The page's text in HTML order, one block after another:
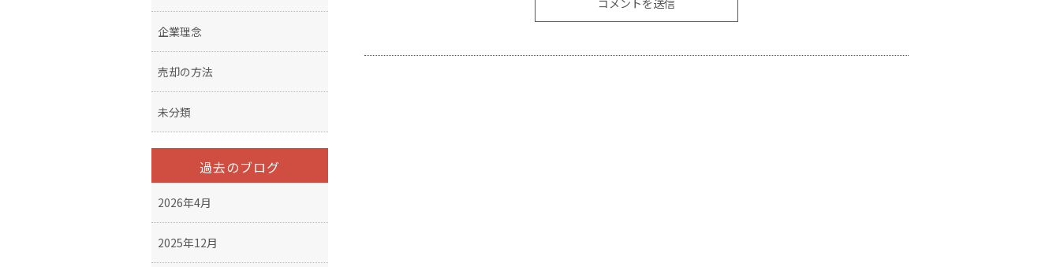
企業理念
売却の方法
未分類
過去のブログ
2026年4月
2025年12月